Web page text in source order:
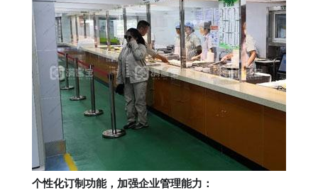
个性化订制功能，加强企业管理能力：